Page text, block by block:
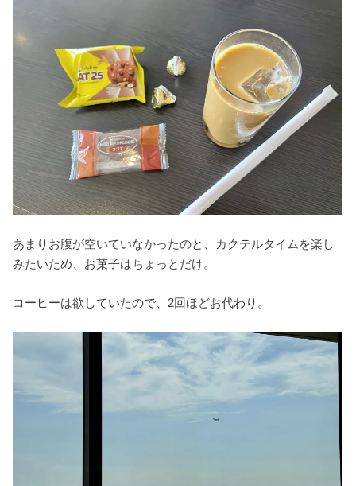
あまりお腹が空いていなかったのと、カクテルタイムを楽し
みたいため、お菓子はちょっとだけ。
コーヒーは欲していたので、2回ほどお代わり。